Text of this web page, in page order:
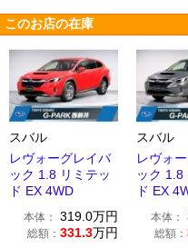
このお店の在庫
スバル
レヴォーグレイバ
ック 1.8 リミテッ
ド EX 4WD
本体： 319.0万円
総額： 331.3万円
スバル
レヴォ
ック 1.8
ド EX
本体：
総額：